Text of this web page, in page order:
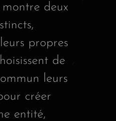
montre deux
propres
de
leurs
créer
entité,